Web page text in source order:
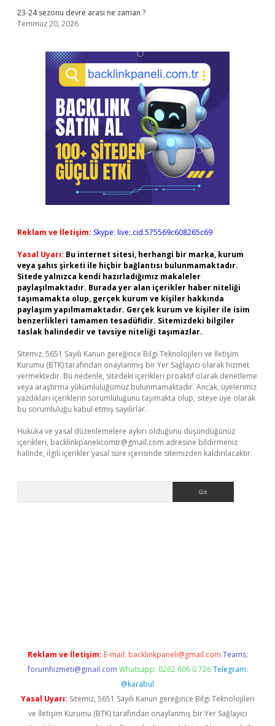
23-24 sezonu devre arası ne zaman ?
Temmuz 20, 2026
Reklam ve İletişim: Skype: live:.cid.575569c608265c69
Yasal Uyarı: Bu internet sitesi, herhangi bir marka, kurum
veya şahıs şirketi ile hiçbir bağlantısı bulunmamaktadır.
Sitede yalnızca kendi hazırladığımız makaleler
paylaşılmaktadır. Burada yer alan içerikler haber niteliği
taşımamakta olup, gerçek kurum ve kişiler hakkında
paylaşım yapılmamaktadır. Gerçek kurum ve kişiler ile isim
benzerlikleri tamamen tesadüfidir. Sitemizdeki bilgiler
taslak halindedir ve tavsiye niteliği taşımazlar.
Sitemiz, 5651 Sayılı Kanun gereğince Bilgi Teknolojileri ve İletişim
Kurumu (BTK) tarafından onaylanmış bir Yer Sağlayıcı olarak hizmet
vermektedir. Bu nedenle, sitedeki içerikleri proaktif olarak denetleme
veya araştırma yükümlülüğümüz bulunmamaktadır. Ancak, üyelerimiz
yazdıkları içeriklerin sorumluluğunu taşımakta olup, siteye üye olarak
bu sorumluluğu kabul etmiş sayılırlar.
Hukuka ve yasal düzenlemelere aykırı olduğunu düşündüğünüz
içerikleri, backlinkpanelicomtr@gmail.com adresine bildirmeniz
halinde, ilgili içerikler yasal süre içerisinde sitemizden kaldırılacaktır.
Reklam ve İletişim: E-mail: backlinkpaneli@gmail.com Teams:
forumhizmeti@gmail.com Whatsapp: 0262 606 0 726 Telegram:
@karabul
Yasal Uyarı: Sitemiz, 5651 Sayılı Kanun gereğince Bilgi Teknolojileri
ve İletişim Kurumu (BTK) tarafından onaylanmış bir Yer Sağlayıcı